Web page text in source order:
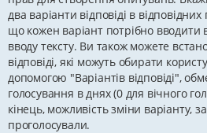
два варіанти відповіді в
що кожен варіант потрібно вводити
вводу тексту. Ви також можете
відповіді, які можуть обирати
допомогою "Варіантів відповіді",
голосування в днях (0 для вічного
кінець, можливість зміни варіанту,
проголосували.